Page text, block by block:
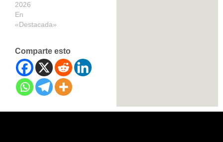
2026
En
«Destacada»
Comparte esto